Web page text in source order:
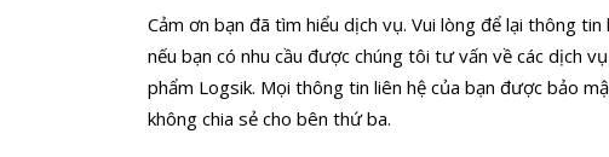
Cảm ơn bạn đã tìm hiểu dịch vụ. Vui lòng để lại thông tin
nếu bạn có nhu cầu được chúng tôi tư vấn về các dịch
phẩm Logsik. Mọi thông tin liên hệ của bạn được bảo
không chia sẻ cho bên thứ ba.